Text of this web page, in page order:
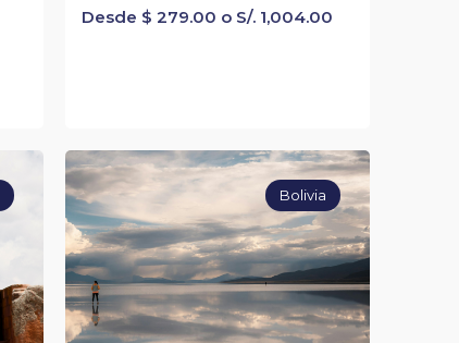
Desde $ 279.00 o S/. 1,004.00
Bolivia